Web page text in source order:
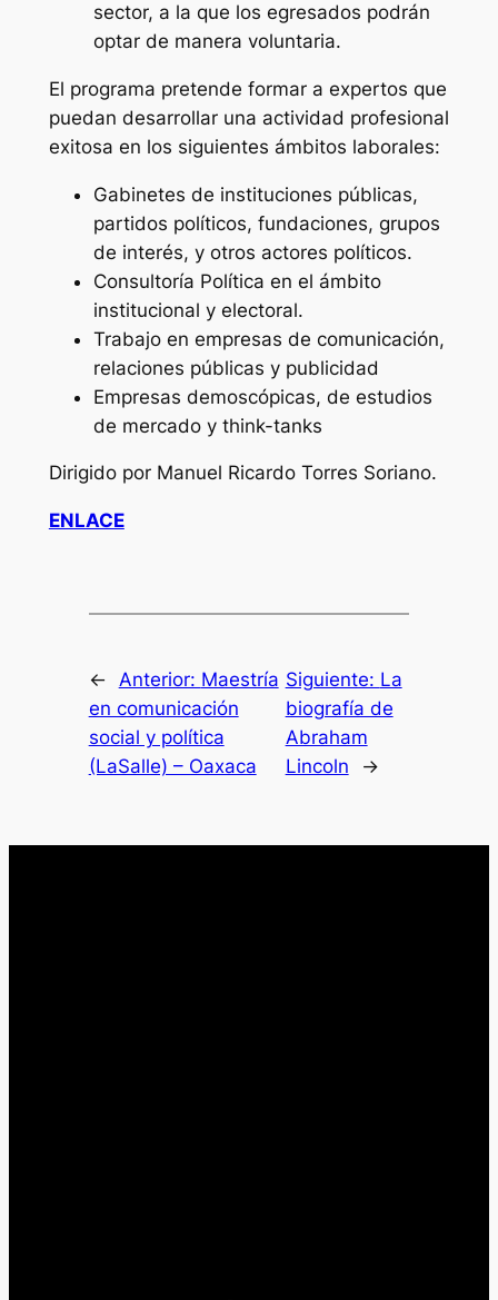
sector, a la que los egresados podrán
optar de manera voluntaria.
El programa pretende formar a expertos que
puedan desarrollar una actividad profesional
exitosa en los siguientes ámbitos laborales:
Gabinetes de instituciones públicas,
partidos políticos, fundaciones, grupos
de interés, y otros actores políticos.
Consultoría Política en el ámbito
institucional y electoral.
Trabajo en empresas de comunicación,
relaciones públicas y publicidad
Empresas demoscópicas, de estudios
de mercado y think-tanks
Dirigido por Manuel Ricardo Torres Soriano.
ENLACE
← Anterior: Maestría
en comunicación
social y política
(LaSalle) – Oaxaca
Siguiente: La
biografía de
Abraham
Lincoln
→